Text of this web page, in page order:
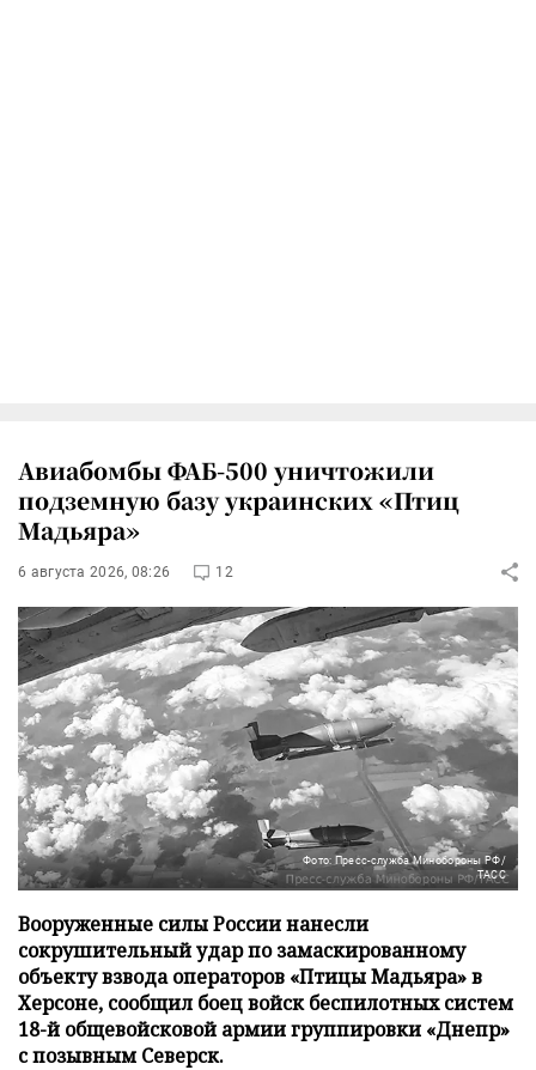
Авиабомбы ФАБ-500 уничтожили
подземную базу украинских «Птиц
Мадьяра»
6 августа 2026, 08:26 12
Фото: Пресс-служба Минобороны РФ/
ТАСС
Вооруженные силы России нанесли
сокрушительный удар по замаскированному
объекту взвода операторов «Птицы Мадьяра» в
Херсоне, сообщил боец войск беспилотных систем
18-й общевойсковой армии группировки «Днепр»
с позывным Северск.